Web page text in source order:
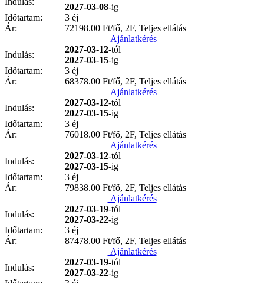
2027-03-08-ig
Időtartam:
3 éj
Ár:
72198.00 Ft/fő, 2F, Teljes ellátás
Ajánlatkérés
Indulás:
2027-03-12-tól
2027-03-15-ig
Időtartam:
3 éj
Ár:
68378.00 Ft/fő, 2F, Teljes ellátás
Ajánlatkérés
Indulás:
2027-03-12-tól
2027-03-15-ig
Időtartam:
3 éj
Ár:
76018.00 Ft/fő, 2F, Teljes ellátás
Ajánlatkérés
Indulás:
2027-03-12-tól
2027-03-15-ig
Időtartam:
3 éj
Ár:
79838.00 Ft/fő, 2F, Teljes ellátás
Ajánlatkérés
Indulás:
2027-03-19-tól
2027-03-22-ig
Időtartam:
3 éj
Ár:
87478.00 Ft/fő, 2F, Teljes ellátás
Ajánlatkérés
Indulás:
2027-03-19-tól
2027-03-22-ig